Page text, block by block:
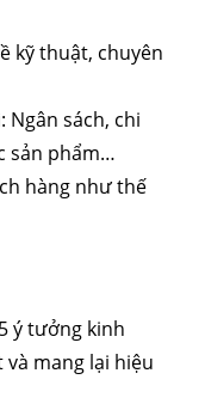
kỹ thuật, chuyên
Ngân sách, chi
sản phẩm…
hàng như thế
ý tưởng kinh
mang lại hiệu